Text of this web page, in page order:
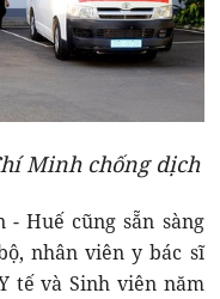
Minh chống dịch
- Huế cũng sẵn sàng
nhân viên y bác sĩ
tế và Sinh viên năm